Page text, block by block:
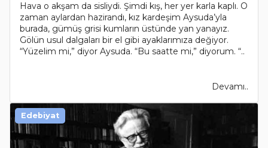
Hava o akşam da sisliydi. Şimdi kış, her yer karla kaplı. O
zaman aylardan hazirandı, kız kardeşim Aysuda’yla
burada, gümüş grisi kumların üstünde yan yanayız.
Gölün usul dalgaları bir el gibi ayaklarımıza değiyor.
“Yüzelim mi,” diyor Aysuda. “Bu saatte mi,” diyorum. “..
Devamı..
Edebiyat